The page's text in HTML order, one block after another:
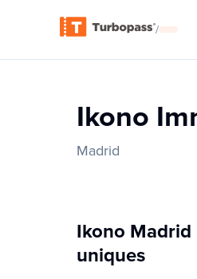
/
Ikono
Madrid
Ikono Madrid
uniques